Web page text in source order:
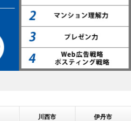
川西市
伊丹市